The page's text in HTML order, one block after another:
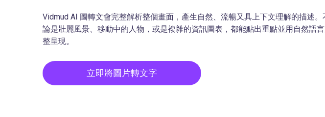
Vidmud AI 圖轉文會完整解析整個畫面，產生自然、流暢又具上下文理解的描述。
論是壯麗風景、移動中的人物，或是複雜的資訊圖表，都能點出重點並用自然語
整呈現。
立即將圖片轉文字